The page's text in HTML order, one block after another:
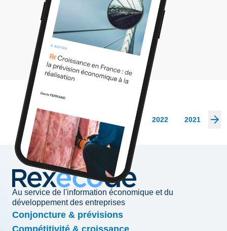
Les archives
2026 2025 2024 2023 2022 2021
Au service de l'information économique et du
développement des entreprises
Conjoncture & prévisions